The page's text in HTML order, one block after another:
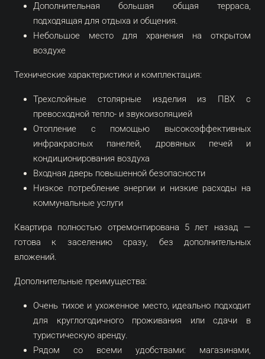
Дополнительная большая общая терраса,
подходящая для отдыха и общения.
Небольшое место для хранения на открытом
воздухе
Технические характеристики и комплектация:
Трехслойные столярные изделия из ПВХ с
превосходной тепло- и звукоизоляцией
Отопление с помощью высокоэффективных
инфракрасных панелей, дровяных печей и
кондиционирования воздуха
Входная дверь повышенной безопасности
Низкое потребление энергии и низкие расходы на
коммунальные услуги
Квартира полностью отремонтирована 5 лет назад —
готова к заселению сразу, без дополнительных
вложений.
Дополнительные преимущества:
Очень тихое и ухоженное место, идеально подходит
для круглогодичного проживания или сдачи в
туристическую аренду.
Рядом со всеми удобствами: магазинами,